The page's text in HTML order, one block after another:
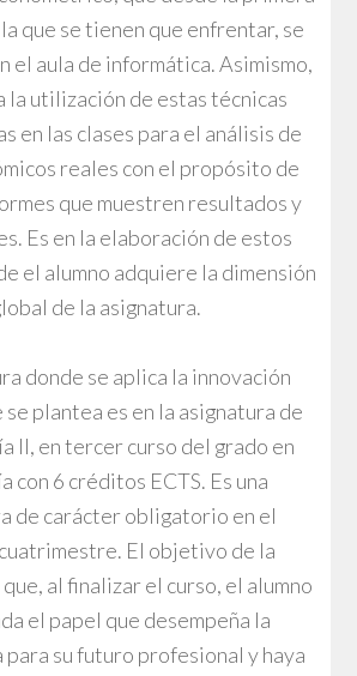
que se tienen que enfrentar, se
el aula de informática. Asimismo,
la utilización de estas técnicas
en las clases para el análisis de
reales con el propósito de
que muestren resultados y
Es en la elaboración de estos
el alumno adquiere la dimensión
de la asignatura.
donde se aplica la innovación
plantea es en la asignatura de
II, en tercer curso del grado en
con 6 créditos ECTS. Es una
de carácter obligatorio en el
El objetivo de la
al finalizar el curso, el alumno
el papel que desempeña la
su futuro profesional y haya